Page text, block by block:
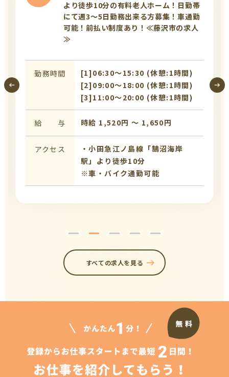
より徒歩10分の有料老人ホーム！日勤帯
にて週3～5日勤務出来る方募集！車通勤
可能！前払い制度あり！≪藤沢市の求人
≫
勤務時間
[1]06:30〜15:30 (休憩:1時間)
[2]09:00〜18:00 (休憩:1時間)
[3]11:00〜20:00 (休憩:1時間)
給 与 時給 1,520円 〜 1,650円
アクセス
・小田急江ノ島線「鵠沼海岸
駅」より徒歩10分
※車・バイク通勤可能
すべての求人を見る